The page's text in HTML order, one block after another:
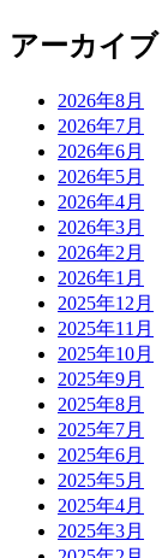
アーカイブ
2026年8月
2026年7月
2026年6月
2026年5月
2026年4月
2026年3月
2026年2月
2026年1月
2025年12月
2025年11月
2025年10月
2025年9月
2025年8月
2025年7月
2025年6月
2025年5月
2025年4月
2025年3月